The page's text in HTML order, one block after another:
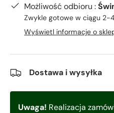
Możliwość odbioru :
Zwykle gotowe w ciągu 2-
Wyświetl informacje o
Dostawa i wysyłka
Uwaga! Realizacja